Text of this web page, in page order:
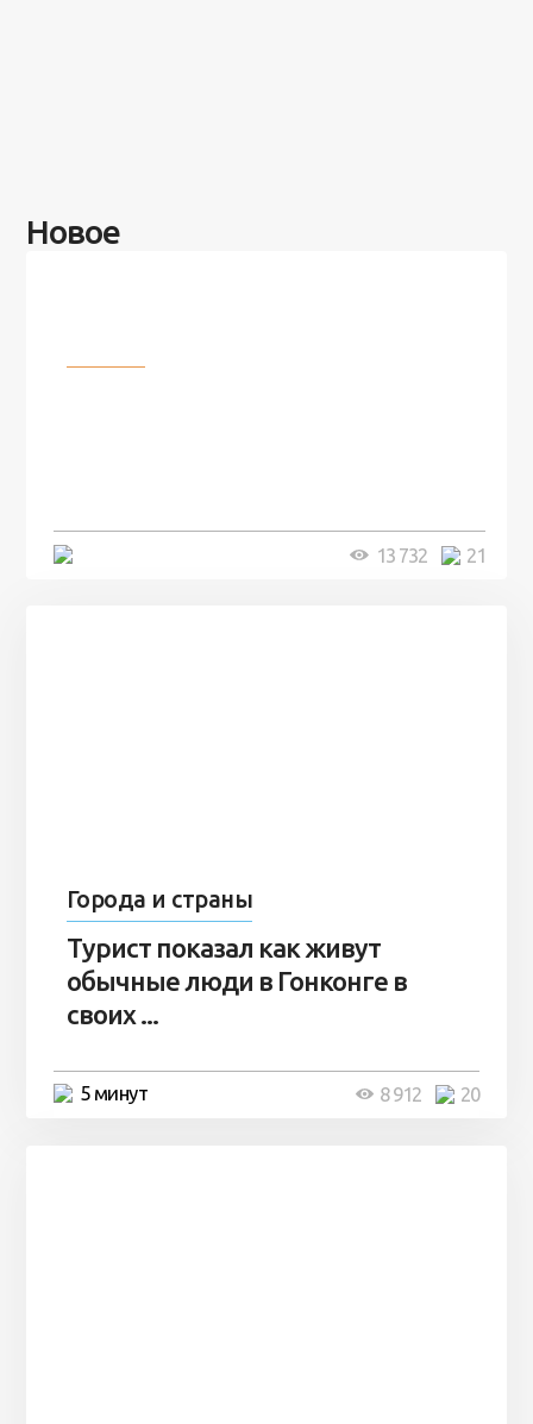
Новое
21
13 732
Города и страны
Турист показал как живут
обычные люди в Гонконге в
своих ...
5 минут 20
8 912